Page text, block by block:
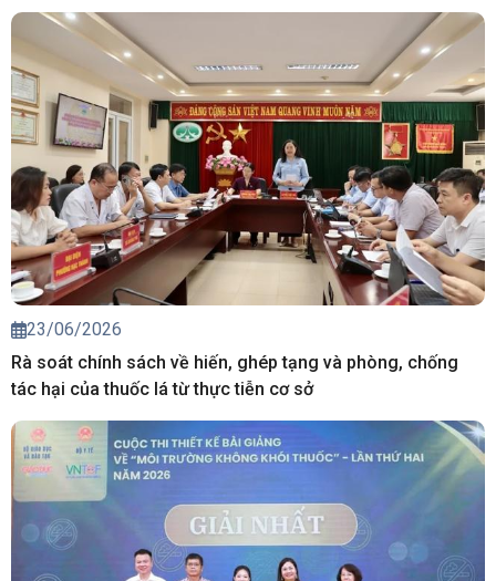
23/06/2026
Rà soát chính sách về hiến, ghép tạng và phòng, chống
tác hại của thuốc lá từ thực tiễn cơ sở